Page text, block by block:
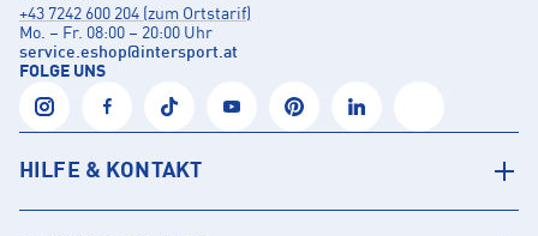
+43 7242 600 204 (zum Ortstarif)
Mo. – Fr. 08:00 – 20:00 Uhr
service.eshop@intersport.at
FOLGE UNS
HILFE & KONTAKT